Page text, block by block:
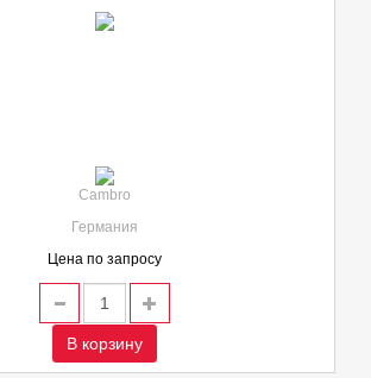
Cambro
Германия
Цена по запросу
В корзину